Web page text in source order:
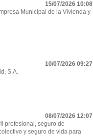
15/07/2026 10:08
Municipal de la Vivienda y
10/07/2026 09:27
S.A.
08/07/2026 12:07
profesional, seguro de
y seguro de vida para